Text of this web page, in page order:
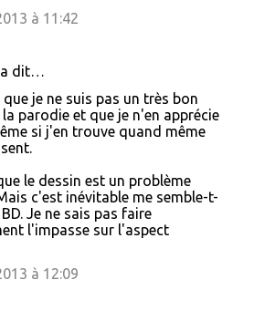
à 11:42
a dit…
que je ne suis pas un très bon
parodie et que je n'en apprécie
si j'en trouve quand même
le dessin est un problème
c'est inévitable me semble-t-
Je ne sais pas faire
l'impasse sur l'aspect
à 12:09